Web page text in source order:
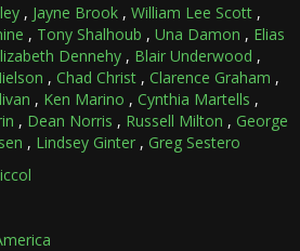
, Jayne Brook , William Lee Scott ,
, Tony Shalhoub , Una Damon , Elias
Dennehy , Blair Underwood ,
, Chad Christ , Clarence Graham ,
, Ken Marino , Cynthia Martells ,
, Dean Norris , Russell Milton , George
, Lindsey Ginter , Greg Sestero